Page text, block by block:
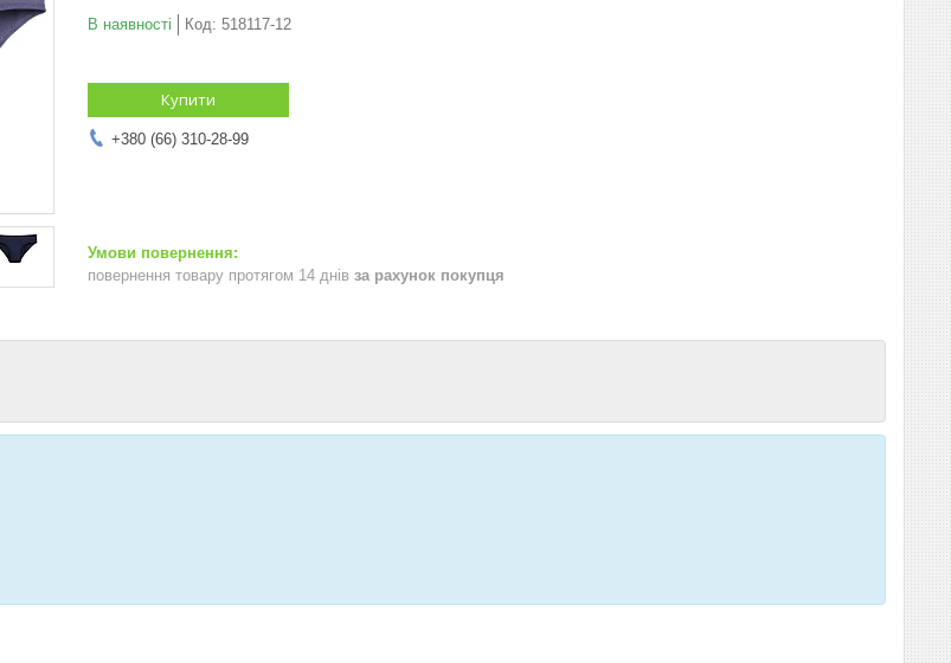
В наявності Код: 518117-12
Купити
+380 (66) 310-28-99
повернення товару протягом 14 днів за рахунок покупця